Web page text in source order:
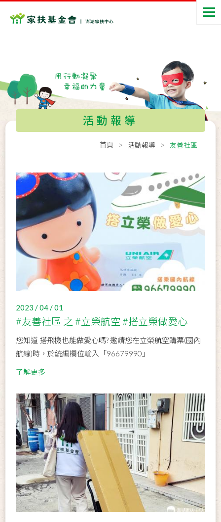
活動報導
首頁 活動報導 友善社區
2023 / 04 / 01
#友善社區 之 #立榮航空 #搭立榮做愛心
您知道 搭飛機也能做愛心嗎? 邀請您在立榮航空購票(國內
航線)時，於統編欄位輸入「96679990」
了解更多